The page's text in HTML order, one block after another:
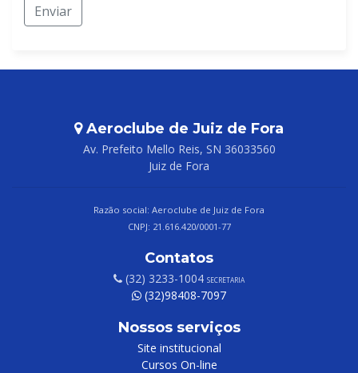
Enviar
Aeroclube de Juiz de Fora
Av. Prefeito Mello Reis, SN 36033560
Juiz de Fora
Razão social: Aeroclube de Juiz de Fora
CNPJ: 21.616.420/0001-77
Contatos
(32) 3233-1004 SECRETARIA
(32)98408-7097
Nossos serviços
Site institucional
Cursos On-line